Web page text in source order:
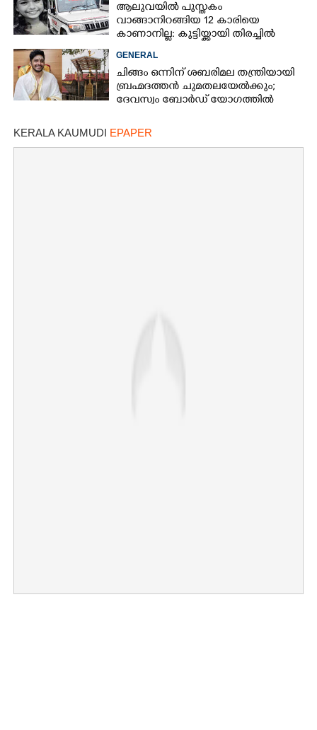
ആലുവയിൽ പുസ്തകം
വാങ്ങാനിറങ്ങിയ 12 കാരിയെ
കാണാനില്ല: കുട്ടിയ്ക്കായി തിരച്ചിൽ
GENERAL
ചിങ്ങം ഒന്നിന് ശബരിമല തന്ത്രിയായി
ബ്രഹ്മദത്തൻ ചുമതലയേൽക്കും;
ദേവസ്വം ബോർഡ് യോഗത്തിൽ
KERALA KAUMUDI EPAPER